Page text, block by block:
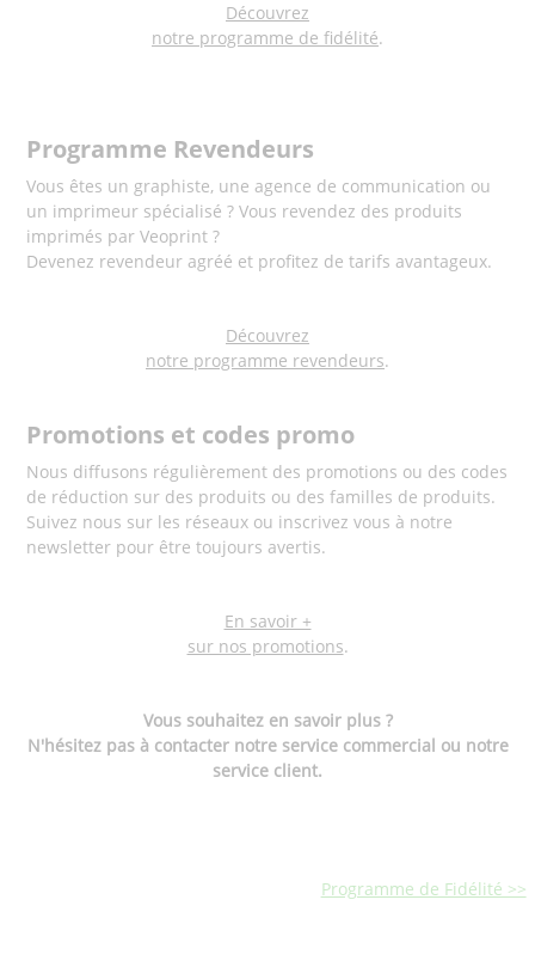
Découvrez
notre programme de fidélité.
Programme Revendeurs
Vous êtes un graphiste, une agence de communication ou
un imprimeur spécialisé ? Vous revendez des produits
imprimés par Veoprint ?
Devenez revendeur agréé et profitez de tarifs avantageux.
Découvrez
notre programme revendeurs.
Promotions et codes promo
Nous diffusons régulièrement des promotions ou des codes
de réduction sur des produits ou des familles de produits.
Suivez nous sur les réseaux ou inscrivez vous à notre
newsletter pour être toujours avertis.
En savoir +
sur nos promotions.
Vous souhaitez en savoir plus ?
N'hésitez pas à contacter notre service commercial ou notre
service client.
Programme de Fidélité >>